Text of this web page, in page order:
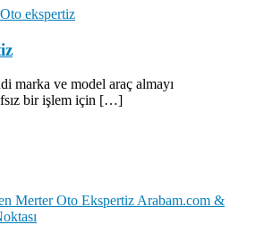
Oto ekspertiz
marka ve model araç almayı
bir işlem için […]
Merter Oto Ekspertiz Arabam.com &